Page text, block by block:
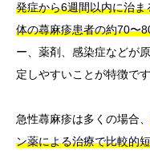
発症から6週間以内に治
体の蕁麻疹患者の約70〜
ー、薬剤、感染症などが
定しやすいことが特徴です
急性蕁麻疹は多くの場合、
ン薬による治療で比較的